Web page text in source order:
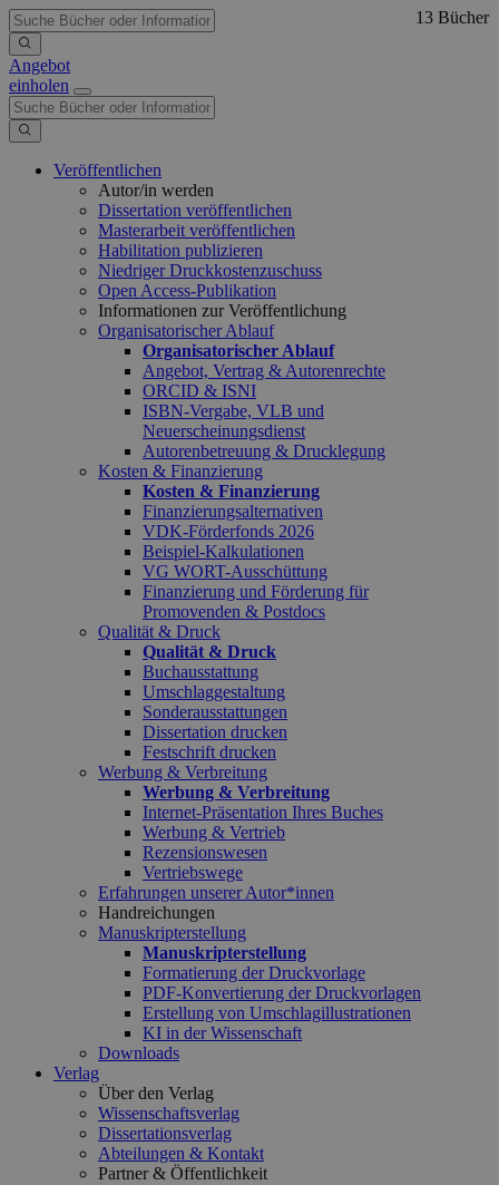
Angebot
einholen
Veröffentlichen
Autor/in werden
Dissertation veröffentlichen
Masterarbeit veröffentlichen
Habilitation publizieren
Niedriger Druckkostenzuschuss
Open Access-Publikation
Informationen zur Veröffentlichung
Organisatorischer Ablauf
Organisatorischer Ablauf
Angebot, Vertrag & Autorenrechte
ORCID & ISNI
ISBN-Vergabe, VLB und
Neuerscheinungsdienst
Autorenbetreuung & Drucklegung
Kosten & Finanzierung
Kosten & Finanzierung
Finanzierungsalternativen
VDK-Förderfonds 2026
Beispiel-Kalkulationen
VG WORT-Ausschüttung
Finanzierung und Förderung für
Promovenden & Postdocs
Qualität & Druck
Qualität & Druck
Buchausstattung
Umschlaggestaltung
Sonderausstattungen
Dissertation drucken
Festschrift drucken
Werbung & Verbreitung
Werbung & Verbreitung
Internet-Präsentation Ihres Buches
Werbung & Vertrieb
Rezensionswesen
Vertriebswege
Erfahrungen unserer Autor*innen
Handreichungen
Manuskripterstellung
Manuskripterstellung
Formatierung der Druckvorlage
PDF-Konvertierung der Druckvorlagen
Erstellung von Umschlagillustrationen
KI in der Wissenschaft
Downloads
Verlag
Über den Verlag
Wissenschaftsverlag
Dissertationsverlag
Abteilungen & Kontakt
Partner & Öffentlichkeit
13 Bücher